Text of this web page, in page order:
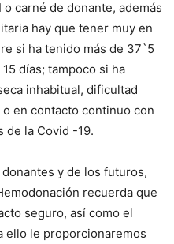
carné de donante, además
hay que tener muy en
si ha tenido más de 37`5
días; tampoco si ha
inhabitual, dificultad
en contacto continuo con
de la Covid -19.
y de los futuros,
recuerda que
seguro, así como el
ello le proporcionaremos